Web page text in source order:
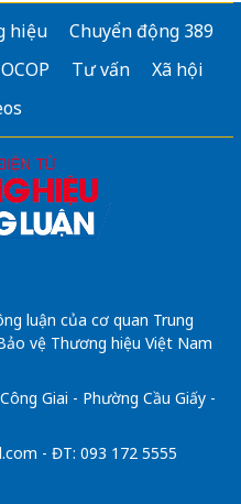
hiệu
Chuyển động 389
OCOP Tư vấn
Xã hội
luận của cơ quan Trung
vệ Thương hiệu Việt Nam
Giai - Phường Cầu Giấy -
- ĐT: 093 172 5555